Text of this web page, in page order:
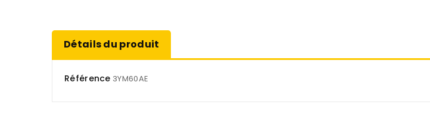
Détails du produit
Référence 3YM60AE